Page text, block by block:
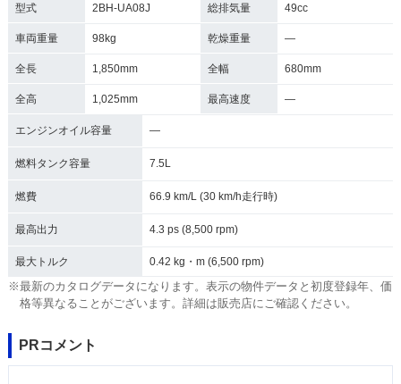
型式 2BH-UA08J 総排気量 49cc
車両重量 98kg 乾燥重量 ―
全長 1,850mm 全幅 680mm
全高 1,025mm 最高速度 ―
エンジンオイル容量 ―
燃料タンク容量 7.5L
燃費 66.9 km/L (30 km/h走行時)
最高出力 4.3 ps (8,500 rpm)
最大トルク 0.42 kg・m (6,500 rpm)
※最新のカタログデータになります。表示の物件データと初度登録年、価
格等異なることがございます。詳細は販売店にご確認ください。
PRコメント